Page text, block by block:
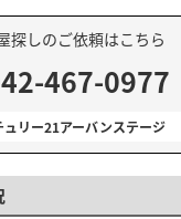
探しのご依頼はこちら
467-0977
ュリー21アーバンステージ